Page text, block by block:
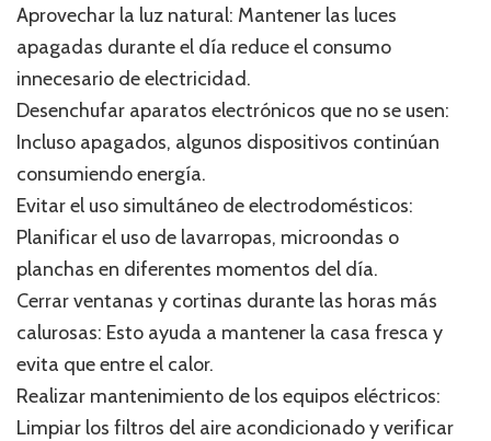
Aprovechar la luz natural: Mantener las luces
apagadas durante el día reduce el consumo
innecesario de electricidad.
Desenchufar aparatos electrónicos que no se usen:
Incluso apagados, algunos dispositivos continúan
consumiendo energía.
Evitar el uso simultáneo de electrodomésticos:
Planificar el uso de lavarropas, microondas o
planchas en diferentes momentos del día.
Cerrar ventanas y cortinas durante las horas más
calurosas: Esto ayuda a mantener la casa fresca y
evita que entre el calor.
Realizar mantenimiento de los equipos eléctricos:
Limpiar los filtros del aire acondicionado y verificar